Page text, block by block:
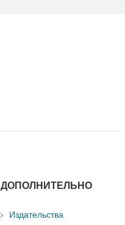
ДОПОЛНИТЕЛЬНО
Издательства